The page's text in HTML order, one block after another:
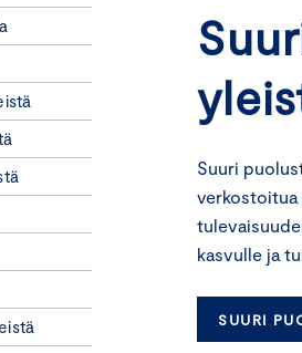
Suuri
verkostoitua
kasvulle ja
SUURI